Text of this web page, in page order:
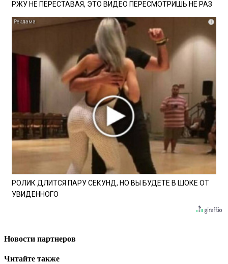
РЖУ НЕ ПЕРЕСТАВАЯ, ЭТО ВИДЕО ПЕРЕСМОТРИШЬ НЕ РАЗ
i
РОЛИК ДЛИТСЯ ПАРУ СЕКУНД, НО ВЫ БУДЕТЕ В ШОКЕ ОТ
УВИДЕННОГО
Новости партнеров
Читайте также